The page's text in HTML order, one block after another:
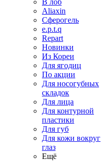
В лоб
Aliaxin
Сферогель
e.p.t.q
Repart
Новинки
Из Кореи
Для ягодиц
По акции
Для носогубных
складок
Для лица
Для контурной
пластики
Для губ
Для кожи вокруг
глаз
Ещё